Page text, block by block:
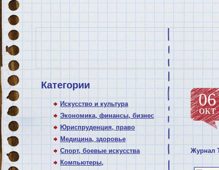
Категории
Искусство и культура
Экономика, финансы, бизнес
Юриспруденция, право
Медицина, здоровье
Спорт, боевые искусства
Компьютеры,
06
окт
Журнал